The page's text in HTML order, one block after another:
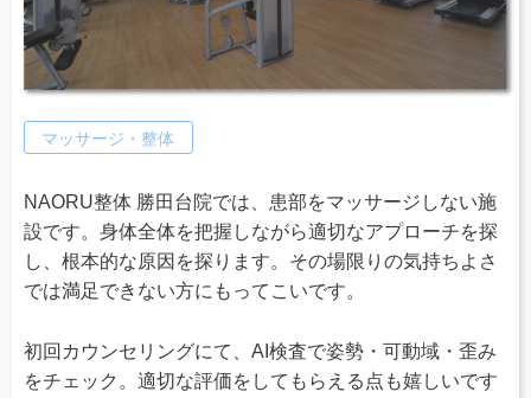
マッサージ・整体
NAORU整体 勝田台院では、患部をマッサージしない施
設です。身体全体を把握しながら適切なアプローチを探
し、根本的な原因を探ります。その場限りの気持ちよさ
では満足できない方にもってこいです。
初回カウンセリングにて、AI検査で姿勢・可動域・歪み
をチェック。適切な評価をしてもらえる点も嬉しいです